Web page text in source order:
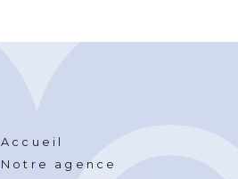
Accueil
Notre agence